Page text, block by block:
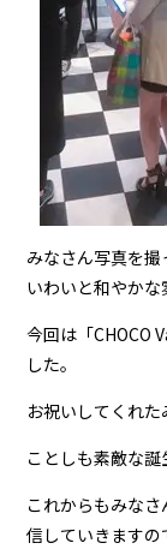
みなさん写真を
いわいと和やかな
今回は「CHOCO
した。
お祝いしてくれ
ことしも素敵な
これからもみな
信していきます